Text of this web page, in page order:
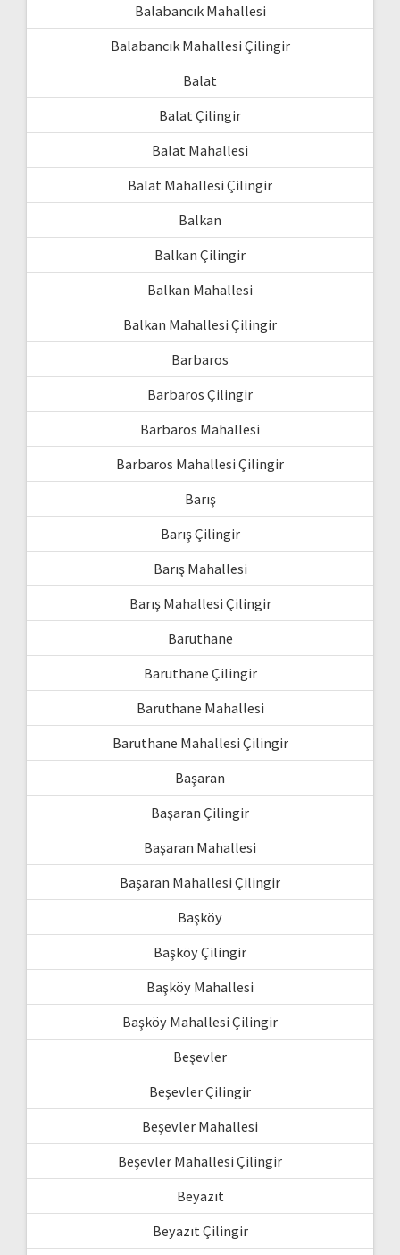
Balabancık Mahallesi
Balabancık Mahallesi Çilingir
Balat
Balat Çilingir
Balat Mahallesi
Balat Mahallesi Çilingir
Balkan
Balkan Çilingir
Balkan Mahallesi
Balkan Mahallesi Çilingir
Barbaros
Barbaros Çilingir
Barbaros Mahallesi
Barbaros Mahallesi Çilingir
Barış
Barış Çilingir
Barış Mahallesi
Barış Mahallesi Çilingir
Baruthane
Baruthane Çilingir
Baruthane Mahallesi
Baruthane Mahallesi Çilingir
Başaran
Başaran Çilingir
Başaran Mahallesi
Başaran Mahallesi Çilingir
Başköy
Başköy Çilingir
Başköy Mahallesi
Başköy Mahallesi Çilingir
Beşevler
Beşevler Çilingir
Beşevler Mahallesi
Beşevler Mahallesi Çilingir
Beyazıt
Beyazıt Çilingir